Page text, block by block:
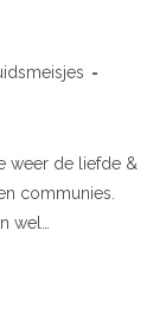
weer de liefde &
communies.
wel…